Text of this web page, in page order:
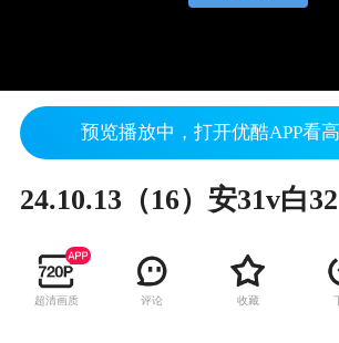
预览播放中，打开优酷APP看
超清画质 评论 收藏